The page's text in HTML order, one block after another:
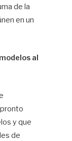
de la
en un
al
y que
de